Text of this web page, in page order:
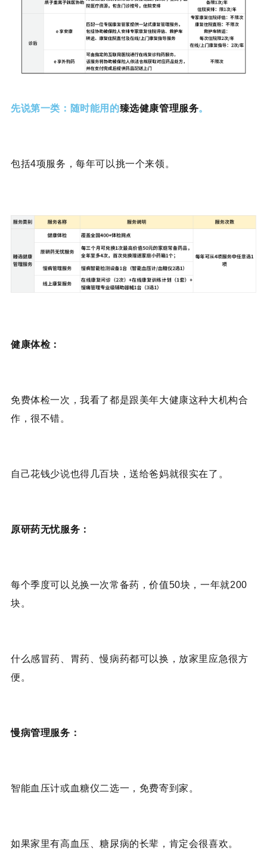
先说第一类：随时能用的臻选健康管理服务。
包括4项服务，每年可以挑一个来领。
健康体检：
免费体检一次，我看了都是跟美年大健康这种大机构合
作，很不错。
自己花钱少说也得几百块，送给爸妈就很实在了。
原研药无忧服务：
每个季度可以兑换一次常备药，价值50块，一年就200
块。
什么感冒药、胃药、慢病药都可以换，放家里应急很方
便。
慢病管理服务：
智能血压计或血糖仪二选一，免费寄到家。
如果家里有高血压、糖尿病的长辈，肯定会很喜欢。